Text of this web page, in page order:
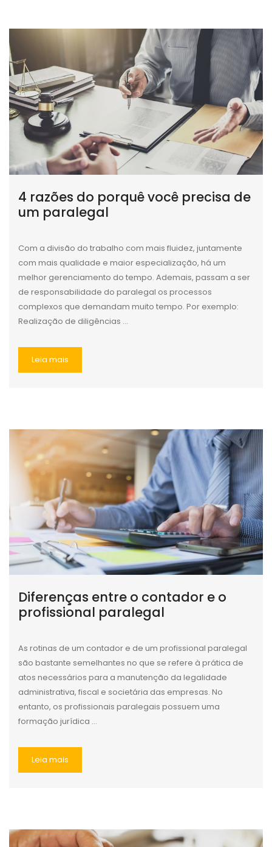
4 razões do porquê você precisa de
um paralegal
Com a divisão do trabalho com mais fluidez, juntamente
com mais qualidade e maior especialização, há um
melhor gerenciamento do tempo. Ademais, passam a ser
de responsabilidade do paralegal os processos
complexos que demandam muito tempo. Por exemplo:
Realização de diligências ...
Leia mais
Diferenças entre o contador e o
profissional paralegal
As rotinas de um contador e de um profissional paralegal
são bastante semelhantes no que se refere à prática de
atos necessários para a manutenção da legalidade
administrativa, fiscal e societária das empresas. No
entanto, os profissionais paralegais possuem uma
formação jurídica ...
Leia mais